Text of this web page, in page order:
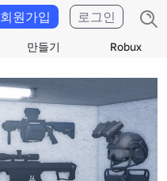
만들기 Robux
회원가입 로그인